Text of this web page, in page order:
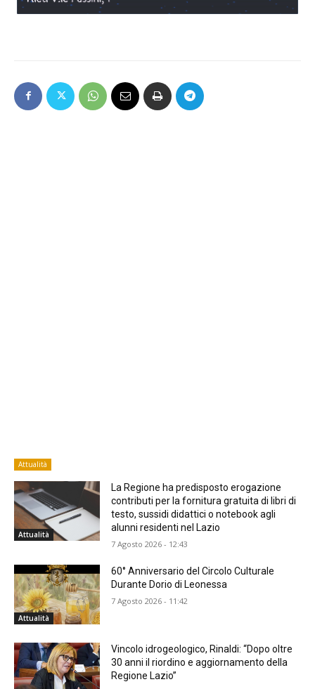
Attualità
Attualità
La Regione ha predisposto erogazione
contributi per la fornitura gratuita di libri di
testo, sussidi didattici o notebook agli
alunni residenti nel Lazio
7 Agosto 2026 - 12:43
Attualità
60° Anniversario del Circolo Culturale
Durante Dorio di Leonessa
7 Agosto 2026 - 11:42
Vincolo idrogeologico, Rinaldi: “Dopo oltre
30 anni il riordino e aggiornamento della
Regione Lazio”